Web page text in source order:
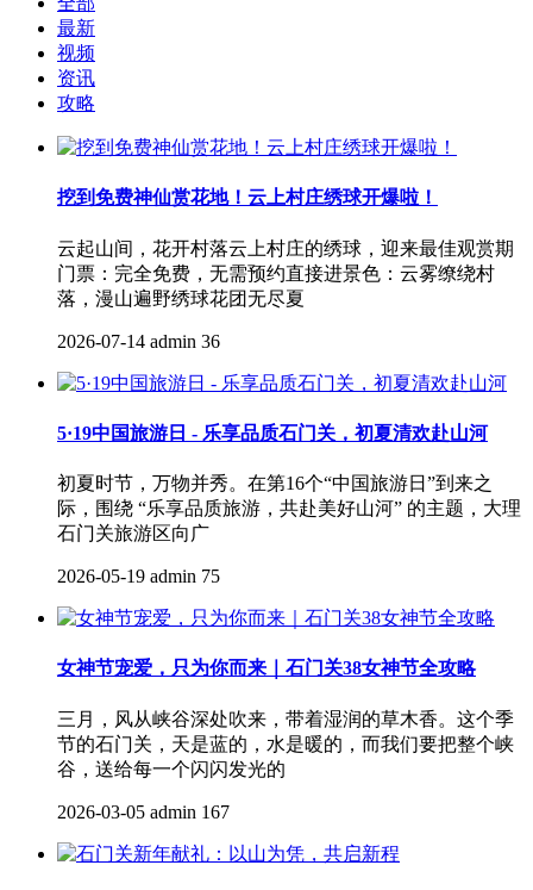
最新
视频
资讯
攻略
挖到免费神仙赏花地！云上村庄绣球开爆啦！
云起山间，花开村落云上村庄的绣球，迎来最佳观赏期
门票：完全免费，无需预约直接进景色：云雾缭绕村
落，漫山遍野绣球花团无尽夏
2026-07-14 admin 36
5·19中国旅游日 - 乐享品质石门关，初夏清欢赴山河
初夏时节，万物并秀。在第16个“中国旅游日”到来之
际，围绕 “乐享品质旅游，共赴美好山河” 的主题，大理
石门关旅游区向广
2026-05-19 admin 75
女神节宠爱，只为你而来｜石门关38女神节全攻略
三月，风从峡谷深处吹来，带着湿润的草木香。这个季
节的石门关，天是蓝的，水是暖的，而我们要把整个峡
谷，送给每一个闪闪发光的
2026-03-05 admin 167